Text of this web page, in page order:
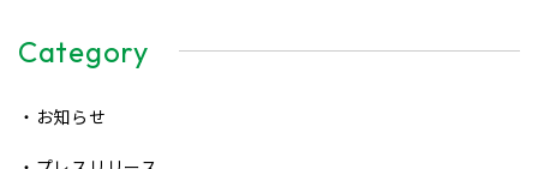
Category
・お知らせ